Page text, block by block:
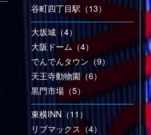
谷町四丁目駅（13）
大坂城（4）
大阪ドーム（4）
でんでんタウン（9）
天王寺動物園（6）
黒門市場（5）
東横INN（11）
リブマックス（4）